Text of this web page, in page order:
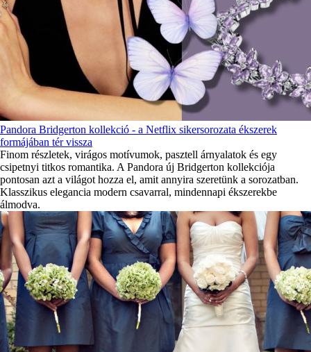
Pandora Bridgerton kollekció - a Netflix sikersorozata ékszerek
formájában tér vissza
Finom részletek, virágos motívumok, pasztell árnyalatok és egy
csipetnyi titkos romantika. A Pandora új Bridgerton kollekciója
pontosan azt a világot hozza el, amit annyira szeretünk a sorozatban.
Klasszikus elegancia modern csavarral, mindennapi ékszerekbe
álmodva.